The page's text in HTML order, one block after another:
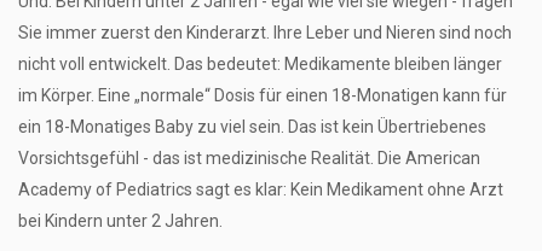
Sie immer zuerst den Kinderarzt. Ihre Leber und Nieren sind noch
nicht voll entwickelt. Das bedeutet: Medikamente bleiben länger
im Körper. Eine „normale“ Dosis für einen 18-Monatigen kann für
ein 18-Monatiges Baby zu viel sein. Das ist kein Übertriebenes
Vorsichtsgefühl - das ist medizinische Realität. Die American
Academy of Pediatrics sagt es klar: Kein Medikament ohne Arzt
bei Kindern unter 2 Jahren.